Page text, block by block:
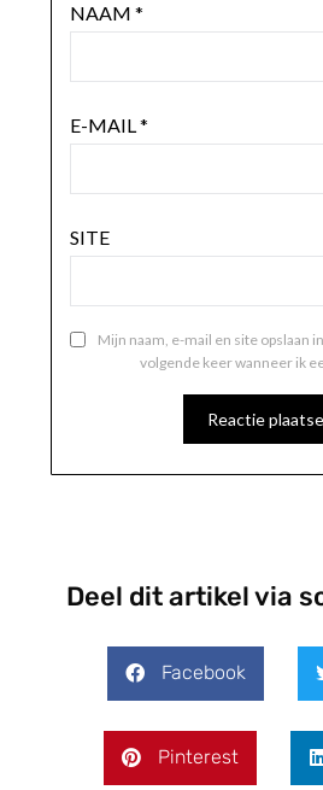
NAAM *
E-MAIL*
SITE
Mijn naam, e-mail en site opslaan
volgende keer wanneer ik
Deel dit artikel via
Facebook
Pinterest